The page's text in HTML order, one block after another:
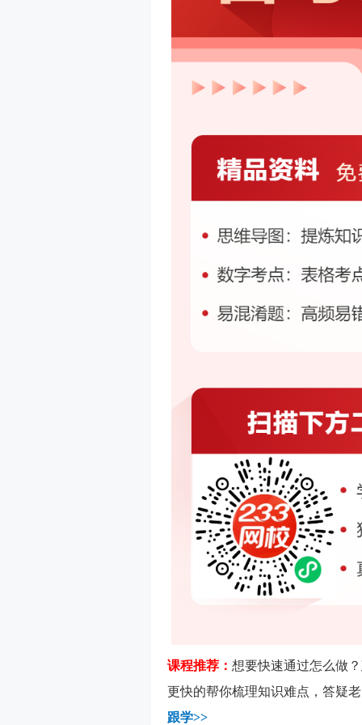
课程推荐： 想要快速通过怎么做
更快的帮你梳理知识难点，答疑
跟学>>